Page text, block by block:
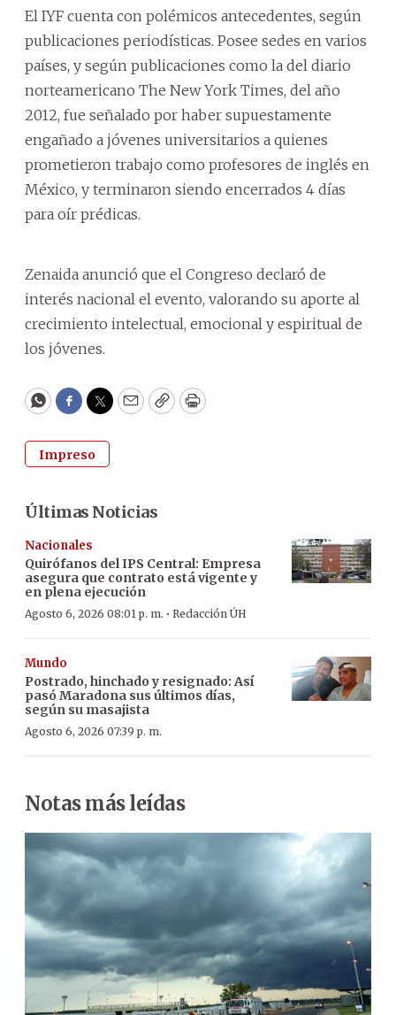
El IYF cuenta con polémicos antecedentes, según
publicaciones periodísticas. Posee sedes en varios
países, y según publicaciones como la del diario
norteamericano The New York Times, del año
2012, fue señalado por haber supuestamente
engañado a jóvenes universitarios a quienes
prometieron trabajo como profesores de inglés en
México, y terminaron siendo encerrados 4 días
para oír prédicas.
Zenaida anunció que el Congreso declaró de
interés nacional el evento, valorando su aporte al
crecimiento intelectual, emocional y espiritual de
los jóvenes.
WhatsApp
Facebook
Twitter
EmailCopyPrint
Impreso
Últimas Noticias
Nacionales
Quirófanos del IPS Central: Empresa
asegura que contrato está vigente y
en plena ejecución
Agosto 6, 2026 08:01 p. m. · Redacción ÚH
Mundo
Postrado, hinchado y resignado: Así
pasó Maradona sus últimos días,
según su masajista
Agosto 6, 2026 07:39 p. m.
Notas más leídas